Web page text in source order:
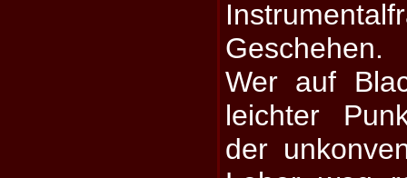
Geschehen.
Wer auf
leichter
der